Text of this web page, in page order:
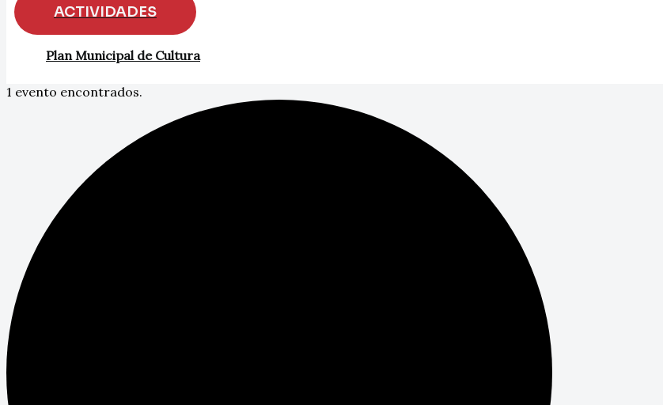
ACTIVIDADES
Plan Municipal de Cultura
1 evento encontrados.